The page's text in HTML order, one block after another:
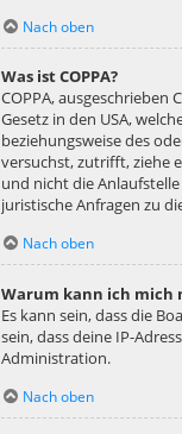
Nach oben
Was ist COPPA?
COPPA, ausgeschrieben
Gesetz in den USA,
beziehungsweise des
versuchst, zutrifft, ziehe
und nicht die
juristische Anfragen zu
Nach oben
Warum kann ich mich
Es kann sein, dass die
sein, dass deine IP-
Administration.
Nach oben